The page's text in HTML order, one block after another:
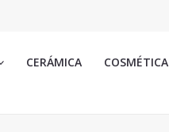
CERÁMICA
COSMÉTICA